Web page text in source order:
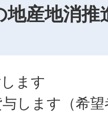
地産地消
ます
します（希望